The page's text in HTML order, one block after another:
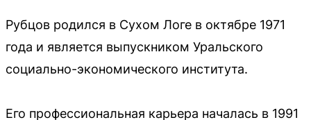
Рубцов родился в Сухом Логе в октябре 1971
года и является выпускником Уральского
социально-экономического института.
Его профессиональная карьера началась в 1991